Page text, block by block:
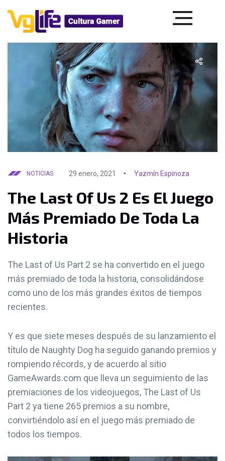
NOTICIAS 29 enero, 2021 Yazmín Espinoza
The Last Of Us 2 Es El Juego
Más Premiado De Toda La
Historia
The Last of Us Part 2 se ha convertido en el juego
más premiado de toda la historia, consolidándose
como uno de los más grandes éxitos de tiempos
recientes.
Y es que siete meses después de su lanzamiento el
título de Naughty Dog ha seguido ganando premios y
rompiendo récords, y de acuerdo al sitio
GameAwards.com que lleva un seguimiento de las
premiaciones de los videojuegos, The Last of Us
Part 2 ya tiene 265 premios a su nombre,
convirtiéndolo así en el juego más premiado de
todos los tiempos.